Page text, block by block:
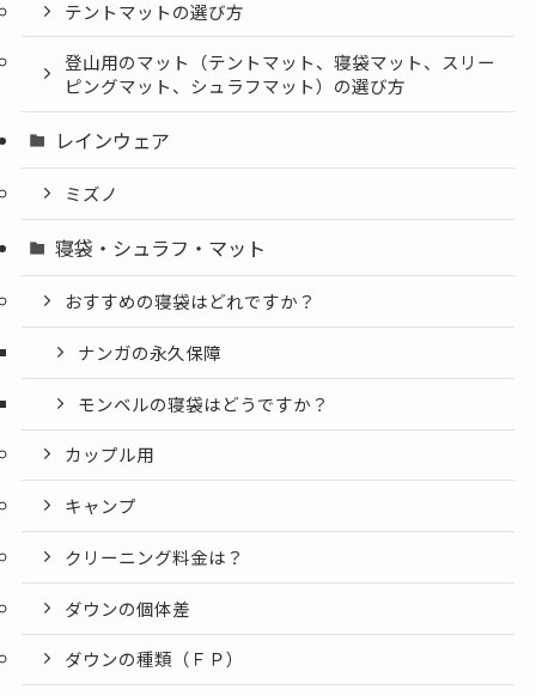
テントマットの選び方
登山用のマット（テントマット、寝袋マット、スリー
ピングマット、シュラフマット）の選び方
レインウェア
ミズノ
寝袋・シュラフ・マット
おすすめの寝袋はどれですか？
ナンガの永久保障
モンベルの寝袋はどうですか？
カップル用
キャンプ
クリーニング料金は？
ダウンの個体差
ダウンの種類（ＦＰ）